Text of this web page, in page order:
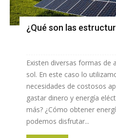
¿Qué son las
Existen diversas formas de
sol. En este caso lo
necesidades de costosos
gastar dinero y energía
más? ¿Cómo obtener
podemos disfrutar...